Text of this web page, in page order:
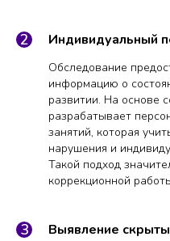
Индивидуальный
Обследование
информацию о
развитии. На основе
разрабатывает
занятий, которая
нарушения и
Такой подход
коррекционной
Выявление